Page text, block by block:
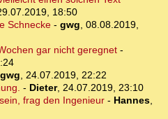
18:50
Schnecke- gwg, 08.08.2019,
gar nicht geregnet-
gwg, 24.07.2019, 22:22
- Dieter, 24.07.2019, 23:10
frag den Ingenieur- Hannes,